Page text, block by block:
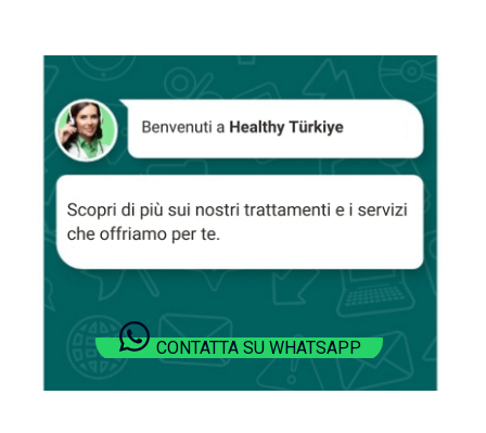
CONTATTA SU WHATSAPP